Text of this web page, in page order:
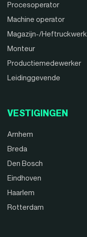
Procesoperator
Machine operator
Magazijn-/Heftruckwerk
Monteur
Productiemedewerker
Leidinggevende
VESTIGINGEN
Arnhem
Breda
Den Bosch
Eindhoven
Haarlem
Rotterdam